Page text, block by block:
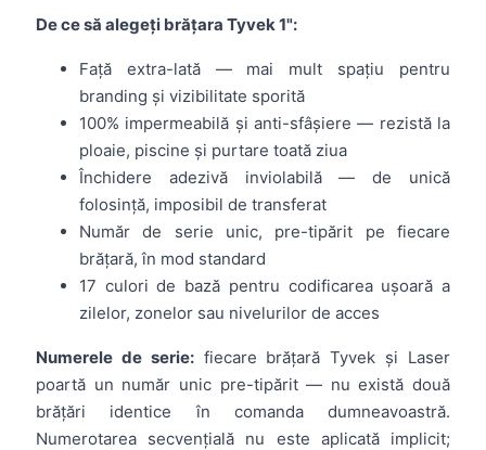
De ce să alegeți brățara Tyvek 1":
Față extra-lată — mai mult spațiu pentru
branding și vizibilitate sporită
100% impermeabilă și anti-sfâșiere — rezistă la
ploaie, piscine și purtare toată ziua
Închidere adezivă inviolabilă — de unică
folosință, imposibil de transferat
Număr de serie unic, pre-tipărit pe fiecare
brățară, în mod standard
17 culori de bază pentru codificarea ușoară a
zilelor, zonelor sau nivelurilor de acces
Numerele de serie:fiecare brățară Tyvek și Laser
poartă un număr unic pre-tipărit — nu există două
brățări identice în comanda dumneavoastră.
Numerotarea secvențială nu este aplicată implicit;